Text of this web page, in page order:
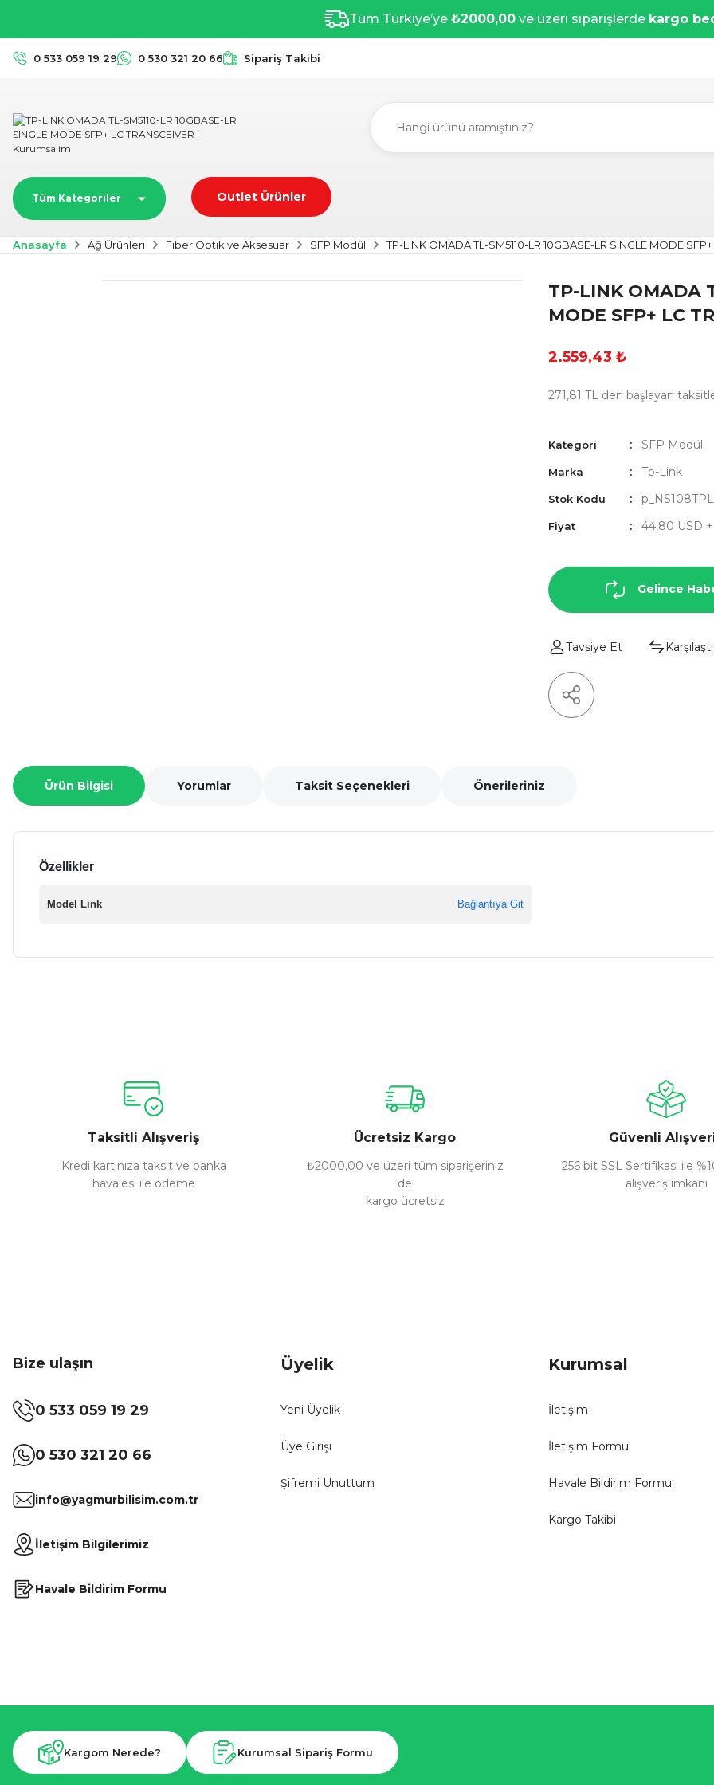
Tüm Türkiye’ye ₺2000,00 ve üzeri siparişlerde kargo
0 533 059 19 29 0 530 321 20 66 Sipariş Takibi
Tüm Kategoriler Outlet Ürünler
Anasayfa Ağ Ürünleri Fiber Optik ve Aksesuar SFP Modül TP-LINK OMADA TL-SM5110-LR 10GBASE-LR SINGLE MODE
TP-LINK OMADA
MODE SFP+ LC
2.559,43 ₺
271,81 TL den başlayan
Kategori SFP Modül
Marka Tp-Link
Stok Kodu
Fiyat 44,80 USD
Gelince
Tavsiye Et
Ürün Bilgisi Yorumlar Taksit Seçenekleri Önerileriniz
Özellikler
Model Link Bağlantıya Git
Ürün açıklamasında eksik bilgiler bulunuyor.
Ürün bilgilerinde hatalar bulunuyor.
Ürün fiyatı diğer sitelerden daha pahalı.
Bu ürüne benzer farklı alternatifler olmalı.
Taksitli Alışveriş
Kredi kartınıza taksit ve banka
havalesi ile ödeme
Ücretsiz Kargo
₺2000,00 ve üzeri tüm siparişeriniz
de
kargo ücretsiz
Güvenli
256 bit SSL Sertifikası ile
alışveriş imkanı
Bize ulaşın
0 533 059 19 29
0 530 321 20 66
info@yagmurbilisim.com.tr
İletişim Bilgilerimiz
Havale Bildirim Formu
Üyelik
Yeni Üyelik
Üye Girişi
Şifremi Unuttum
Kurumsal
İletişim
İletişim Formu
Havale Bildirim Formu
Kargo Takibi
Kargom Nerede? Kurumsal Sipariş Formu